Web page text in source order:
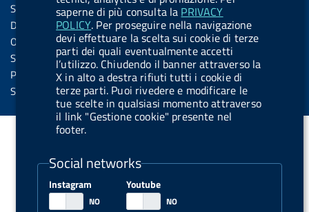
saperne di più consulta la PRIVACY
POLICY. Per proseguire nella navigazione
devi effettuare la scelta sui cookie di terze
parti dei quali eventualmente accetti
l’utilizzo. Chiudendo il banner attraverso la
X in alto a destra rifiuti tutti i cookie di
terze parti. Puoi rivedere e modificare le
tue scelte in qualsiasi momento attraverso
il link "Gestione cookie" presente nel
footer.
Social networks
Instagram Youtube
t
o
n
.
i
n
s
a
g
t
o
n
.
s
p
i
f
Social Media Policy
Dichiarazione di accessibilità
Obiettivi di accessibilità
Statistiche sito
Privacy
Servizi Online